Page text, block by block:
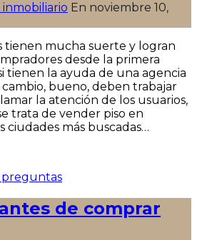
En noviembre 10,
tienen mucha suerte y logran
desde la primera
tienen la ayuda de una agencia
bueno, deben trabajar
la atención de los usuarios,
trata de vender piso en
ciudades más buscadas…
de comprar